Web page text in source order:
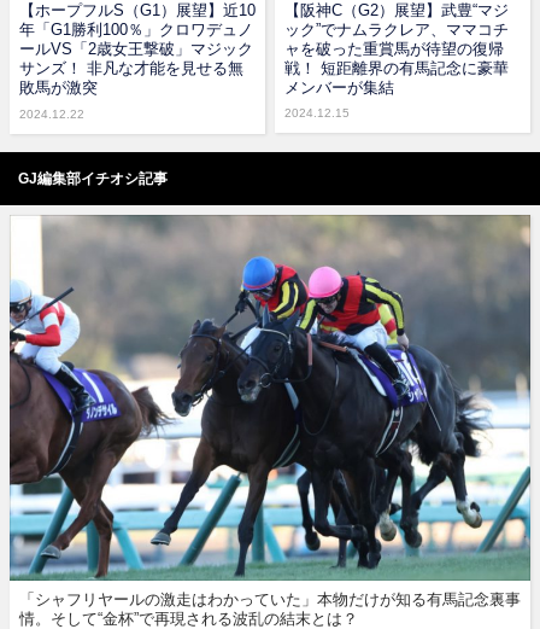
【ホープフルS（G1）展望】近10
年「G1勝利100％」クロワデュノ
ールVS「2歳女王撃破」マジック
サンズ！ 非凡な才能を見せる無
敗馬が激突
2024.12.22
【阪神C（G2）展望】武豊“マジ
ック”でナムラクレア、ママコチ
ャを破った重賞馬が待望の復帰
戦！ 短距離界の有馬記念に豪華
メンバーが集結
2024.12.15
GJ編集部イチオシ記事
「シャフリヤールの激走はわかっていた」本物だけが知る有馬記念裏事
情。そして“金杯”で再現される波乱の結末とは？